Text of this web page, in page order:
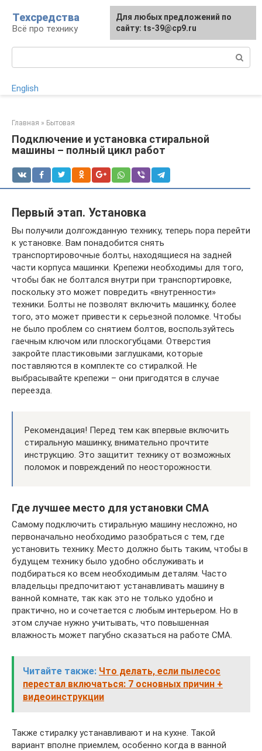
контенту
Техсредства
Всё про технику
English
Главная » Бытовая
Подключение и установка стиральной
машины – полный цикл работ
Первый этап. Установка
Вы получили долгожданную технику, теперь пора перейти
к установке. Вам понадобится снять
транспортировочные болты, находящиеся на задней
части корпуса машинки. Крепежи необходимы для того,
чтобы бак не болтался внутри при транспортировке,
поскольку это может повредить «внутренности»
техники. Болты не позволят включить машинку, более
того, это может привести к серьезной поломке. Чтобы
не было проблем со снятием болтов, воспользуйтесь
гаечным ключом или плоскогубцами. Отверстия
закройте пластиковыми заглушками, которые
поставляются в комплекте со стиралкой. Не
выбрасывайте крепежи – они пригодятся в случае
переезда.
Рекомендация! Перед тем как впервые включить
стиральную машинку, внимательно прочтите
инструкцию. Это защитит технику от возможных
поломок и повреждений по неосторожности.
Где лучшее место для установки СМА
Самому подключить стиральную машину несложно, но
первоначально необходимо разобраться с тем, где
установить технику. Место должно быть таким, чтобы в
будущем технику было удобно обслуживать и
подбираться ко всем необходимым деталям. Часто
владельцы предпочитают устанавливать машину в
ванной комнате, так как это не только удобно и
практично, но и сочетается с любым интерьером. Но в
этом случае нужно учитывать, что повышенная
влажность может пагубно сказаться на работе СМА.
Читайте также: Что делать, если пылесос
перестал включаться: 7 основных причин +
видеоинструкции
Также стиралку устанавливают и на кухне. Такой
вариант вполне приемлем, особенно когда в ванной
Для любых предложений по
сайту: ts-39@cp9.ru